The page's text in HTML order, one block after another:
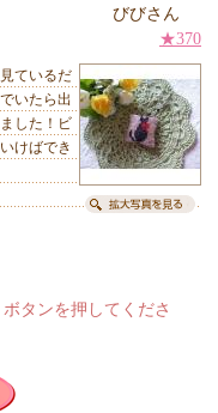
びびさん
★370
ているだ
いたら出
した！ビ
けばでき
タンを押してくださ